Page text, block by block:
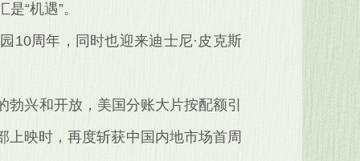
“机遇”。
10周年，同时也迎来迪士尼·皮克斯
兴和开放，美国分账大片按配额引
映时，再度斩获中国内地市场首周